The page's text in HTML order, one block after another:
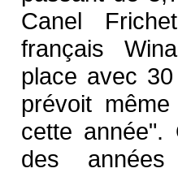
Canel
français
place avec
prévoit
cette année".
des